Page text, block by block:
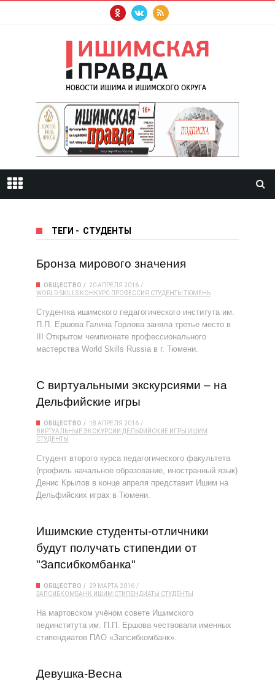
ТЕГИ - СТУДЕНТЫ
Бронза мирового значения
ОБЩЕСТВО
20 АПРЕЛЯ 2016
WORLD SKILLS КОНКУРС ПРОФЕССИЯ СТУДЕНТЫ ТЮМЕНЬ
Студентка ишимского педагогического института им.
П.П. Ершова Галина Горлова заняла третье место в
III Открытом чемпионате профессионального
мастерства World Skills Russia в г. Тюмени.
С виртуальными экскурсиями – на
Дельфийские игры
ОБЩЕСТВО
18 АПРЕЛЯ 2016
ВИРТУАЛЬНЫЕ ЭКСКУРСИИ ДЕЛЬФИЙСКИЕ ИГРЫ
ИШИМ
СТУДЕНТЫ
Студент второго курса педагогического факультета
(профиль начальное образование, иностранный язык)
Денис Крылов в конце апреля представит Ишим на
Дельфийских играх в Тюмени.
Ишимские студенты-отличники
будут получать стипендии от
"Запсибкомбанка"
ОБЩЕСТВО
29 МАРТА 2016
ЗАПСИБКОМБАНК ИШИМ СТИПЕНДИАТЫ СТУДЕНТЫ
На мартовском учёном совете Ишимского
пединститута им. П.П. Ершова чествовали именных
стипендиатов ПАО «Запсибкомбанк».
Девушка-Весна